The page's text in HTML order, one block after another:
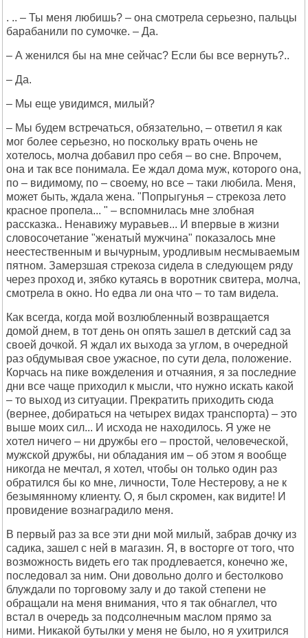
. .. – Ты меня любишь? – она смотрела серьезно, пальцы
барабанили по сумочке. – Да.
– А женился бы на мне сейчас? Если бы все вернуть?..
– Да.
– Мы еще увидимся, милый?
– Мы будем встречаться, обязательно, – ответил я как
мог более серьезно, но поскольку врать очень не
хотелось, молча добавил про себя – во сне. Впрочем,
она и так все понимала. Ее ждал дома муж, которого она,
по – видимому, по – своему, но все – таки любила. Меня,
может быть, ждала жена. "Попрыгунья – стрекоза лето
красное пропела... " – вспомнилась мне злобная
рассказка.. Ненавижу муравьев... И впервые в жизни
словосочетание "женатый мужчина" показалось мне
неестественным и вычурным, уродливым несмываемым
пятном. Замерзшая стрекоза сидела в следующем ряду
через проход и, зябко кутаясь в воротник свитера, молча,
смотрела в окно. Но едва ли она что – то там видела.
Как всегда, когда мой возлюбленный возвращается
домой днем, в тот день он опять зашел в детский сад за
своей дочкой. Я ждал их выхода за углом, в очередной
раз обдумывая свое ужасное, по сути дела, положение.
Корчась на пике вожделения и отчаяния, я за последние
дни все чаще приходил к мысли, что нужно искать какой
– то выход из ситуации. Прекратить приходить сюда
(вернее, добираться на четырех видах транспорта) – это
выше моих сил... И исхода не находилось. Я уже не
хотел ничего – ни дружбы его – простой, человеческой,
мужской дружбы, ни обладания им – об этом я вообще
никогда не мечтал, я хотел, чтобы он только один раз
обратился бы ко мне, личности, Толе Нестерову, а не к
безымянному клиенту. О, я был скромен, как видите! И
провидение вознаградило меня.
В первый раз за все эти дни мой милый, забрав дочку из
садика, зашел с ней в магазин. Я, в восторге от того, что
возможность видеть его так продлевается, конечно же,
последовал за ним. Они довольно долго и бестолково
блуждали по торговому залу и до такой степени не
обращали на меня внимания, что я так обнаглел, что
встал в очередь за подсолнечным маслом прямо за
ними. Никакой бутылки у меня не было, но я ухитрился